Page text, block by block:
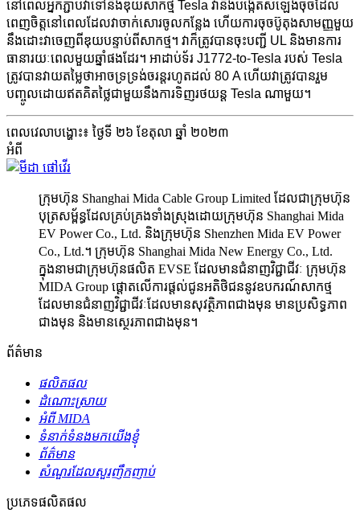
នៅពេលអ្នកភ្ជាប់វាទៅនឹងឌុយសាកថ្ម Tesla វានឹងបង្កើតសំឡេងចុចដែល
ពេញចិត្តនៅពេលដែលវាចាក់សោរចូលកន្លែង ហើយការចុចប៊ូតុងសាមញ្ញមួយ
នឹងដោះវាចេញពីឌុយបន្ទាប់ពីសាកថ្ម។ វាក៏ត្រូវបានចុះបញ្ជី UL និងមានការ
ធានារយៈពេលមួយឆ្នាំផងដែរ។ អាដាប់ទ័រ J1772-to-Tesla របស់ Tesla
ត្រូវបានវាយតម្លៃថាអាចទ្រទ្រង់ចរន្តរហូតដល់ 80 A ហើយវាត្រូវបានរួម
បញ្ចូលដោយឥតគិតថ្លៃជាមួយនឹងការទិញរថយន្ត Tesla ណាមួយ។
ពេលវេលាបង្ហោះ៖ ថ្ងៃទី ២៦ ខែតុលា ឆ្នាំ ២០២៣
អំពី
ក្រុមហ៊ុន Shanghai Mida Cable Group Limited ដែលជាក្រុមហ៊ុន
បុត្រសម្ព័ន្ធដែលគ្រប់គ្រងទាំងស្រុងដោយក្រុមហ៊ុន Shanghai Mida
EV Power Co., Ltd. និងក្រុមហ៊ុន Shenzhen Mida EV Power
Co., Ltd.។ ក្រុមហ៊ុន Shanghai Mida New Energy Co., Ltd.
ក្នុងនាមជាក្រុមហ៊ុនផលិត EVSE ដែលមានជំនាញវិជ្ជាជីវៈ ក្រុមហ៊ុន
MIDA Group ផ្តោតលើការផ្តល់ជូនអតិថិជននូវឧបករណ៍សាកថ្ម
ដែលមានជំនាញវិជ្ជាជីវៈដែលមានសុវត្ថិភាពជាងមុន មានប្រសិទ្ធភាព
ជាងមុន និងមានស្ថេរភាពជាងមុន។
ព័ត៌មាន
ផលិតផល
ដំណោះស្រាយ
អំពី MIDA
ទំនាក់ទំនងមកយើងខ្ញុំ
ព័ត៌មាន
សំណួរដែលសួរញឹកញាប់
ប្រភេទផលិតផល